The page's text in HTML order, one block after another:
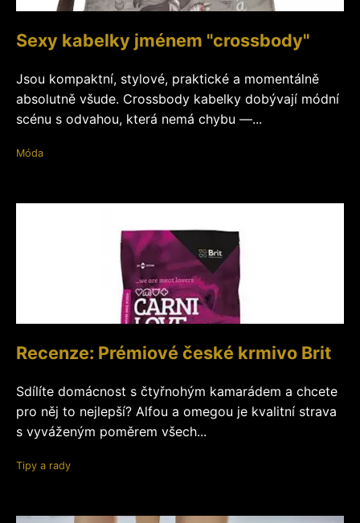
Sexy kabelky jménem "crossbody"
Jsou kompaktní, stylové, praktické a momentálně
absolutně všude. Crossbody kabelky dobývají módní
scénu s odvahou, která nemá chybu —...
Móda
Recenze: Prémiové české krmivo Brit
Sdílíte domácnost s čtyřnohým kamarádem a chcete
pro něj to nejlepší? Alfou a omegou je kvalitní strava
s vyváženým poměrem všech...
Tipy a rady